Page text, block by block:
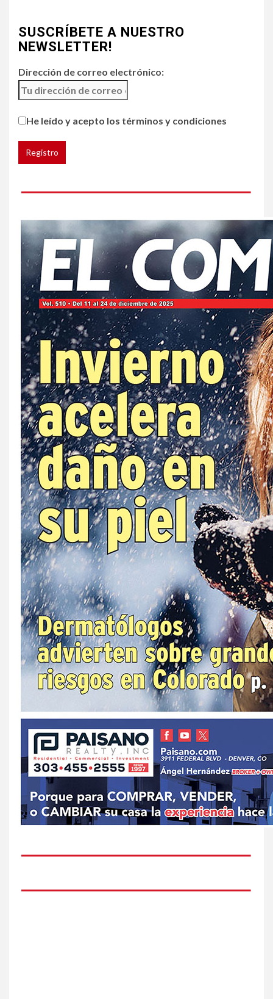
Chipotle retira chiles
jalapeños de varios
5
HOGAR Y SALUD
Generación Z ignora riesgo
de cáncer al broncearse
SUSCRÍBETE A NUESTRO
NEWSLETTER!
Dirección de correo electrónico:
He leído y acepto los términos y condiciones